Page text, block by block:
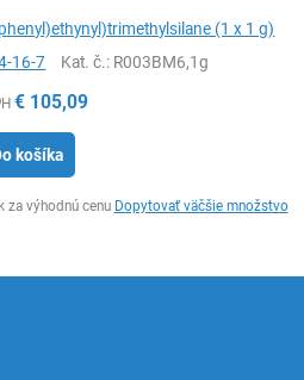
(1 x 1 g)
16-7 Kat. č.: R003BM6,1g
€ 105,09
košíka
za výhodnú cenu Dopytovať väčšie množstvo